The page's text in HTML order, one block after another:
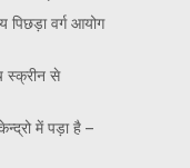
पिछड़ा वर्ग आयोग
स्क्रीन से
में पड़ा है –